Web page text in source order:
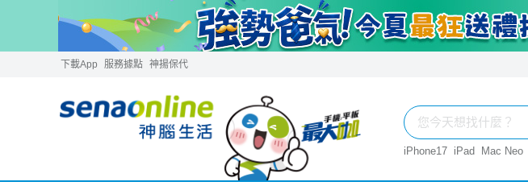
下載App 服務據點 神揚保代
iPhone17 iPad Mac Neo